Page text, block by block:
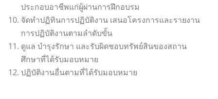
ประกอบอาชีพแก่ผู้ผ่านการฝึกอบรม
จัดทำปฏิทินการปฏิบัติงาน เสนอโครงการและรายงาน
การปฏิบัติงานตามลำดับขั้น
ดูแล บำรุงรักษา และรับผิดชอบทรัพย์สินของสถาน
ศึกษาที่ได้รับมอบหมาย
ปฏิบัติงานอื่นตามที่ได้รับมอบหมาย